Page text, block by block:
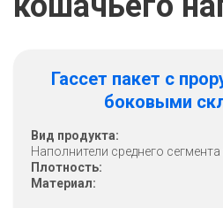
Гассет пакет с
боковыми
Вид продукта:
Наполнители среднего
Плотность:
Материал: